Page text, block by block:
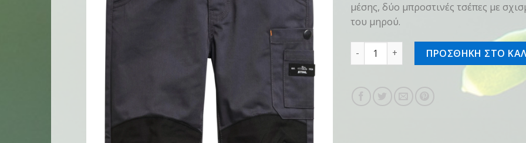
μέσης, δύο μπροστινές τσέπες με
του μηρού.
Παντελόνι KIDS WORKER, 110-116
ΠΡΟΣΘΗΚΗ ΣΤΟ